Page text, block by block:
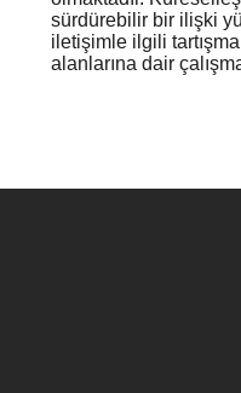
sürdürebilir bir ilişki
iletişimle ilgili
alanlarına dair